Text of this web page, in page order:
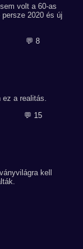
volt a 60-as
2020 és új
💬 8
ez a realitás.
💬 15
kell